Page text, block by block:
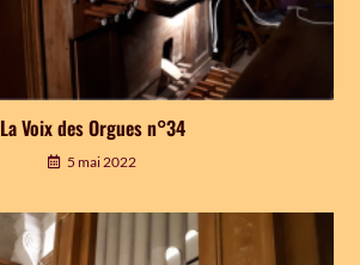
La Voix des Orgues n°34
5 mai 2022